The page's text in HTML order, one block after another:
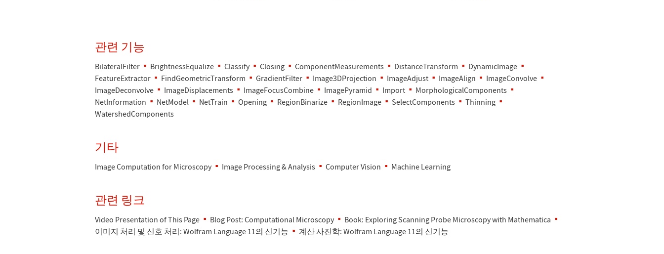
관련 기능
BilateralFilter BrightnessEqualize Classify Closing ComponentMeasurements DistanceTransform
DynamicImage
FeatureExtractor
FindGeometricTransform GradientFilter Image3DProjection ImageAdjust ImageAlign
ImageConvolve
ImageDeconvolve
ImageDisplacements ImageFocusCombine ImagePyramid Import
MorphologicalComponents
NetInformation
NetModel NetTrain Opening RegionBinarize RegionImage SelectComponents
Thinning
WatershedComponents
기타
Image Computation for Microscopy Image Processing & Analysis Computer Vision Machine Learning
관련 링크
Video Presentation of This Page Blog Post: Computational Microscopy
Book: Exploring Scanning Probe Microscopy with Mathematica
이미지 처리 및 신호 처리: Wolfram Language 11의 신기능
계산 사진학: Wolfram Language 11의 신기능